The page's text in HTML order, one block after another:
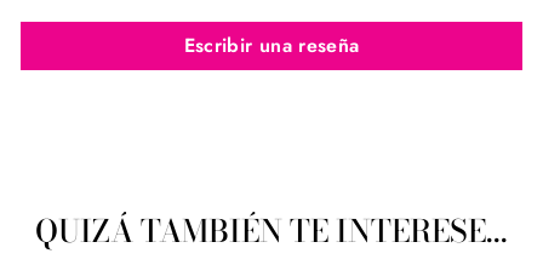
Escribir una reseña
QUIZÁ TAMBIÉN TE INTERESE...